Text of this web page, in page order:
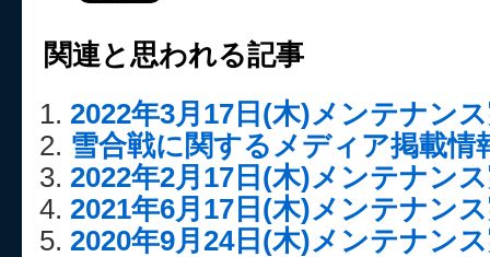
関連と思われる記事
2022年3月17日(木)メンテナン
雪合戦に関するメディア掲載情
2022年2月17日(木)メンテナン
2021年6月17日(木)メンテナン
2020年9月24日(木)メンテナン